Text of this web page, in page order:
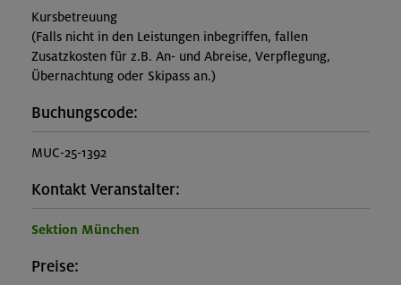
Kursbetreuung
(Falls nicht in den Leistungen inbegriffen, fallen
Zusatzkosten für z.B. An- und Abreise, Verpflegung,
Übernachtung oder Skipass an.)
Buchungscode:
MUC-25-1392
Kontakt Veranstalter:
Sektion München
Preise: